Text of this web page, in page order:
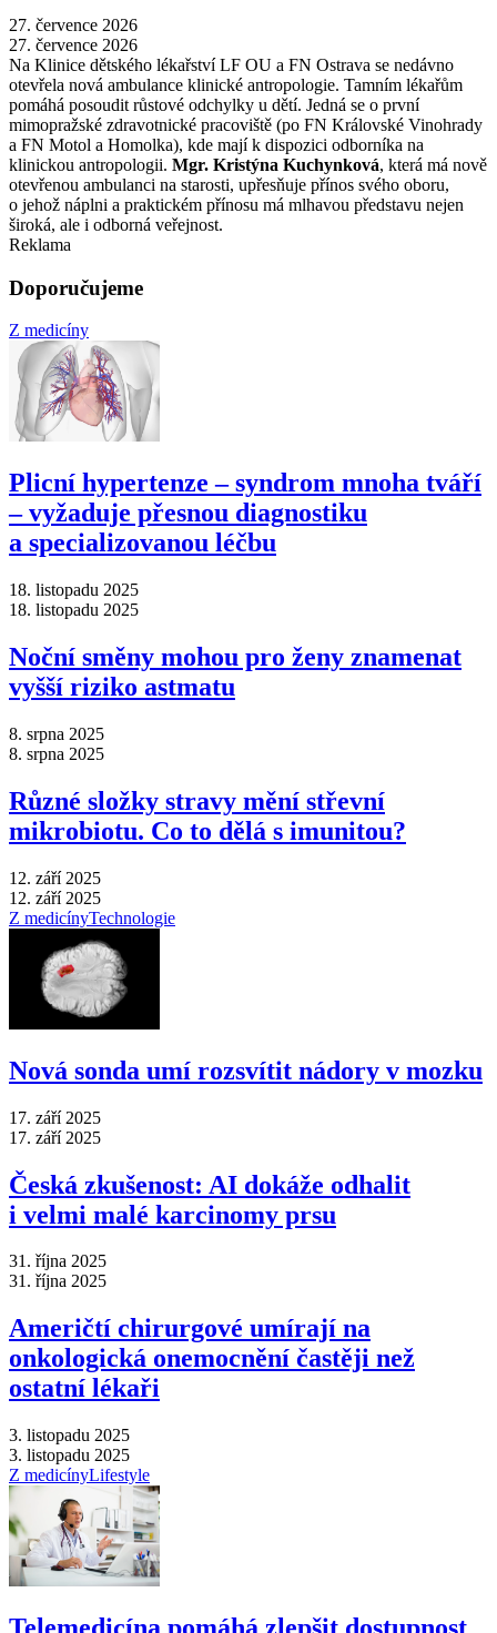
27. července 2026
27. července 2026
Na Klinice dětského lékařství LF OU a FN Ostrava se nedávno
otevřela nová ambulance klinické antropologie. Tamním lékařům
pomáhá posoudit růstové odchylky u dětí. Jedná se o první
mimopražské zdravotnické pracoviště (po FN Královské Vinohrady
a FN Motol a Homolka), kde mají k dispozici odborníka na
klinickou antropologii. Mgr. Kristýna Kuchynková, která má nově
otevřenou ambulanci na starosti, upřesňuje přínos svého oboru,
o jehož náplni a praktickém přínosu má mlhavou představu nejen
široká, ale i odborná veřejnost.
Reklama
Doporučujeme
Z medicíny
Plicní hypertenze –⁠ syndrom mnoha tváří
–⁠ vyžaduje přesnou diagnostiku
a specializovanou léčbu
18. listopadu 2025
18. listopadu 2025
Noční směny mohou pro ženy znamenat
vyšší riziko astmatu
8. srpna 2025
8. srpna 2025
Různé složky stravy mění střevní
mikrobiotu. Co to dělá s imunitou?
12. září 2025
12. září 2025
Z medicínyTechnologie
Nová sonda umí rozsvítit nádory v mozku
17. září 2025
17. září 2025
Česká zkušenost: AI dokáže odhalit
i velmi malé karcinomy prsu
31. října 2025
31. října 2025
Američtí chirurgové umírají na
onkologická onemocnění častěji než
ostatní lékaři
3. listopadu 2025
3. listopadu 2025
Z medicínyLifestyle